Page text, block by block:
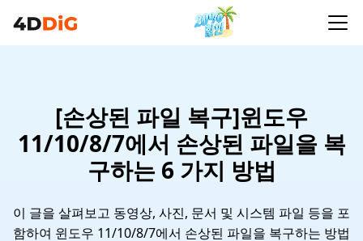
[손상된 파일 복구]윈도우
11/10/8/7에서 손상된 파일을 복
구하는 6 가지 방법
이 글을 살펴보고 동영상, 사진, 문서 및 시스템 파일 등을 포
함하여 윈도우 11/10/8/7에서 손상된 파일을 복구하는 방법